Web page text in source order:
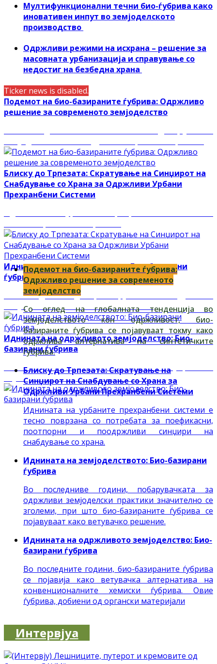
Мултифункционални течни био-ѓубрива како
иновативен инпут во земјоделското
производство
Одржливи режими на исхрана – решение за
масовната урбанизација и справување со
недостиг на безбедна храна
Ticker news is disabled.
Подемот на био-базираните ѓубрива: Одржливо
решение за современото земјоделство
Блиску до Трпезата: Скратување на Синџирот на
Снабдување со Храна за Одржливи Урбани
Прехранбени Системи
Иднината на земјоделството: Био-базирани
ѓубрива
Во последниве години, побарувачката за одржливи
земјоделски практики значително се
Иднината на одржливото земјоделство: Био-
базирани ѓубрива
Во последните години, био-базираните ѓубрива се
појавија како ветувачка алтернатива
Подемот на био-базираните ѓубрива:
Одржливо решение за современото
земјоделство
Со оглед на глобалната тенденција во
земјоделството кон одржливост, био-
базираните ѓубрива се појавуваат токму како
одржлива алтернатива на синтетичките
ѓубрива.
Блиску до Трпезата: Скратување на
Синџирот на Снабдување со Храна за
Одржливи Урбани Прехранбени Системи
Иднината на урбаните прехранбени системи е
тесно поврзана со потребата за поефикасни,
поотпорни и поодржливи синџири на
снабдување со храна.
Иднината на земјоделството: Био-базирани
ѓубрива
Во последниве години, побарувачката за
одржливи земјоделски практики значително се
зголеми, при што био-базираните ѓубрива се
појавуваат како ветувачко решение.
Иднината на одржливото земјоделство: Био-
базирани ѓубрива
Во последните години, био-базираните ѓубрива
се појавија како ветувачка алтернатива на
конвенционалните хемиски ѓубрива. Овие
ѓубрива, добиени од органски материјали
Интервјуа